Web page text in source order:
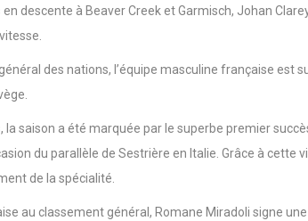
descente à Beaver Creek et Garmisch, Johan
des nations, l’équipe masculine française est
la saison a été marquée par le superbe premier
du parallèle de Sestrière en Italie. Grâce à cette
de la spécialité.
au classement général, Romane Miradoli signe